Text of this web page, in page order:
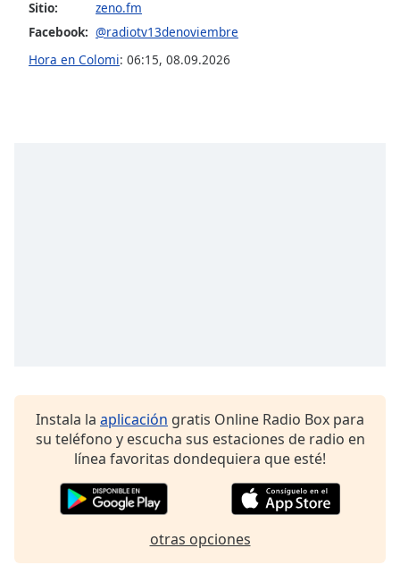
Opacity
Family
Dialog
Sitio:
zeno.fm
Facebook: @radiotv13denoviembre
Hora en Colomi: 06:15, 08.09.2026
Instala la aplicación gratis Online Radio Box para
su teléfono y escucha sus estaciones de radio en
línea favoritas dondequiera que esté!
otras opciones